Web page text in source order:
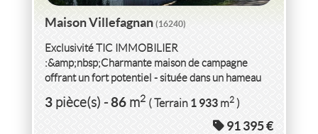
Maison Villefagnan(16240)
Exclusivité TIC IMMOBILIER
:&amp;nbsp;Charmante maison de campagne
offrant un fort potentiel - située dans un hameau
calme à proximité de Villefagnan.La...
3pièce(s)-86m2 ( Terrain1 933m2)
91 395 €
VENTEMAISON VILLEFAGNAN(16240)
MAISON VILLEFAGNAN